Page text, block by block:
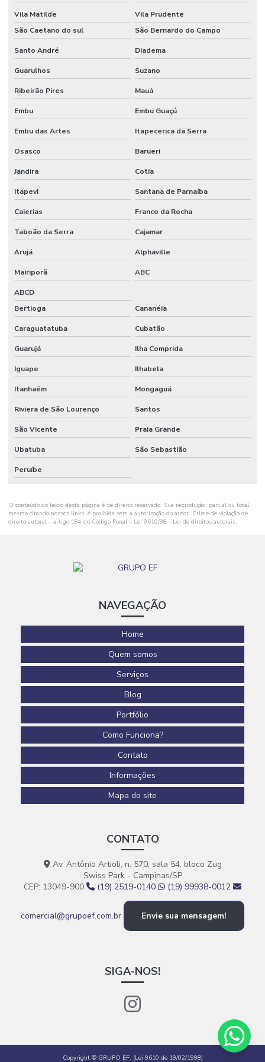
Pintura epóxi para piso de fábrica
Pintura epóxi para piso industrial
Pintura de pisos industriais
Pintura predial preço m2
Piso de concreto para galpão
Piso de concreto polido industrial
Piso industrial de concreto polido
Polimento de piso de concreto
Preço do piso vinílico colocado
Preço metro quadrado construção de galpão
Preço piso industrial
Projeto com acabamento polimérico
Projeto arquitetônico preço
Projeto arquitetônico preço por metro quadrado
Projeto arquitetônico quanto custa
Reforma comercial construtora
Reforma comercial engenharia
Reforma de construção civil em geral03
Revestimentos para pisos
Serviço de pintura epóxi
Serviço de reforma e ampliação
Serviços de construção civil
Serviços de construção civil e reformas em geral
Vila Matilde
Vila Prudente
São Caetano do sul
São Bernardo do Campo
Santo André Diadema
Guarulhos Suzano
Ribeirão Pires Mauá
Embu Embu Guaçú
Embu das Artes Itapecerica da Serra
Osasco Barueri
Jandira Cotia
Itapevi Santana de Parnaíba
Caierias Franco da Rocha
Taboão da Serra Cajamar
Arujá Alphaville
Mairiporã ABC
ABCD
Bertioga
Cananéia
Caraguatatuba Cubatão
Guarujá Ilha Comprida
Iguape Ilhabela
Itanhaém Mongaguá
Riviera de São Lourenço Santos
São Vicente Praia Grande
Ubatuba São Sebastião
Peruíbe
O conteúdo do texto desta página é de direito reservado. Sua reprodução, parcial ou total,
mesmo citando nossos links, é proibida sem a autorização do autor. Crime de violação de
direito autoral – artigo 184 do Código Penal – Lei 9610/98 - Lei de direitos autorais.
NAVEGAÇÃO
Home
Quem somos
Serviços
Blog
Portfólio
Como Funciona?
Contato
Informações
Mapa do site
CONTATO
Av. Antônio Artioli, n. 570, sala 54, bloco Zug
Swiss Park - Campinas/SP
CEP: 13049-900
(19) 2519-0140 (19) 99938-0012
comercial@grupoef.com.br Envie sua mensagem!
SIGA-NOS!
Copyright © GRUPO EF. (Lei 9610 de 19/02/1998)